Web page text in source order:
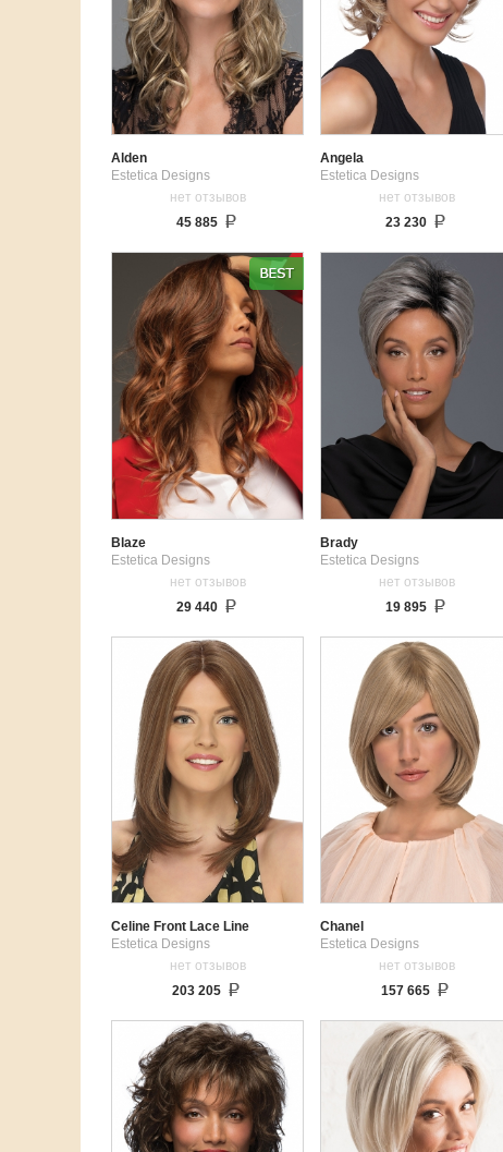
Alden
Estetica Designs
нет отзывов
45 885
Angela
Estetica Designs
нет отзывов
23 230
Blaze
Estetica Designs
нет отзывов
29 440
Brady
Estetica Designs
нет отзывов
19 895
Celine Front Lace Line
Estetica Designs
нет отзывов
203 205
Chanel
Estetica Designs
нет отзывов
157 665